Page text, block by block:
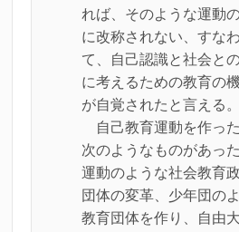
れば、そのような運動
に改称されない、すな
て、自己認識と社会と
に考えるための教育の
が自覚されたと言える。
自己教育運動を作っ
次のようなものがあっ
運動のような社会教育
団体の変革、少年団の
教育団体を作り、自由